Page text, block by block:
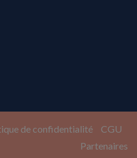
de confidentialité
CGU
Partenaires